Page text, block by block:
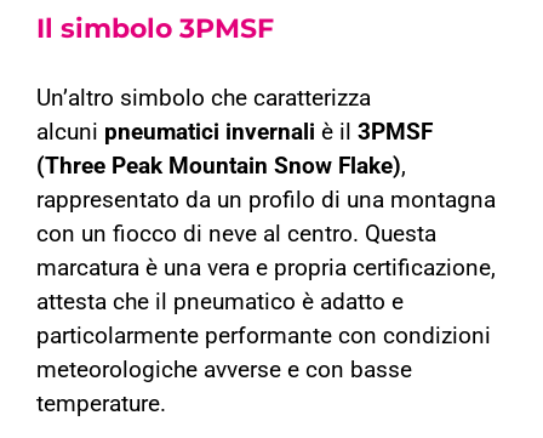
Il simbolo 3PMSF
Un’altro simbolo che caratterizza
alcuni pneumatici invernali è il 3PMSF
(Three Peak Mountain Snow Flake),
rappresentato da un profilo di una montagna
con un fiocco di neve al centro. Questa
marcatura è una vera e propria certificazione,
attesta che il pneumatico è adatto e
particolarmente performante con condizioni
meteorologiche avverse e con basse
temperature.